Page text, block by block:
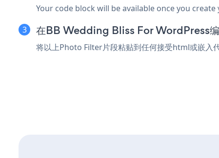
Your code block will be available once you create
在BB Wedding Bliss For WordPress
将以上Photo Filter片段粘贴到任何接受html或嵌入